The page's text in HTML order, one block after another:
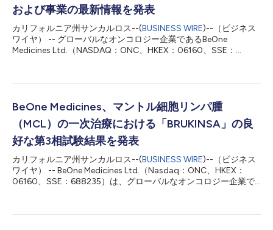
および事業の最新情報を発表
カリフォルニア州サンカルロス--(BUSINESS WIRE)--（ビジネス
ワイヤ） -- グローバルなオンコロジー企業であるBeOne
Medicines Ltd.（NASDAQ：ONC、HKEX：06160、SSE：
（CEO）であるジョン・V・オイラーは次のように述べていま
野のリーダーとしての当社の持続的な成長を裏付けるものです。
BRUKINSAをはじめとする当社の基盤となる血液がん領域の事業
は、業界屈指の厚みと多様性を誇るパイプラインを推進するなか
で、引き続き勢いを増しています。創薬、臨床開発、製造、商業
化にまたがる独自の強みを活かし、当社はグローバルな成長の次
なる段階に向けて準備を整えています。」 (単位：千米ドル、未
監査) 6月30日に終了した 6月30日に終了した 3か月間
6か月間 2026年 2025年 ...
BeOne Medicines、マントル細胞リンパ腫
（MCL）の一次治療における「BRUKINSA」の良
好な第3相試験結果を発表
カリフォルニア州サンカルロス--(BUSINESS WIRE)--（ビジネス
ワイヤ） -- BeOne Medicines Ltd.（Nasdaq：ONC、HKEX：
06160、SSE：688235）は、グローバルなオンコロジー企業で
同試験は、治療歴のない成人マントル細胞リンパ腫（MCL）患者